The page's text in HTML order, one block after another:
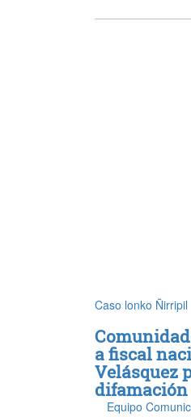
Caso lonko Ñirripil
a fiscal
Velásquez
difamación
Equipo